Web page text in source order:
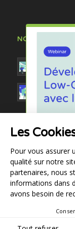
Les
Pour vous assurer
qualité sur notre
partenaires, nous
informations dans
avons besoin de
NOS
Webinar
boostez
la
horizons
© Anakeen - Tous
Mentions légales